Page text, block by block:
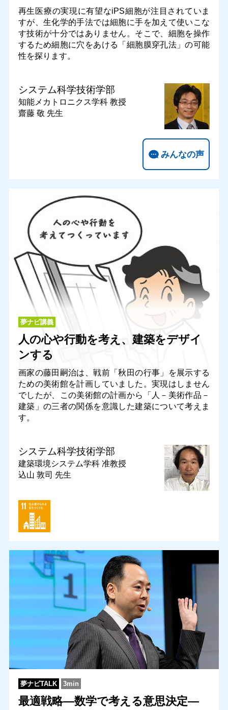
再生医療の実現に有望なiPS細胞が注目されていま
すが、生化学的手法では細胞に手を加えて使いこな
す技術が十分ではありません。そこで、細胞を操作
するため細胞に穴をあける「細胞膜穿孔法」の可能
性を探ります。
システム科学技術学部
知能メカトロニクス学科 教授
齋藤 敬 先生
みんなの声
夢ナビ講義
人の心や行動を考え、建築をデザイ
ンする
画家の藤田嗣治は、戦前「秋田の行事」を展示する
ための美術館を計画していました。実現はしません
でしたが、この美術館の計画から「人－美術作品－
建築」の三者の関係を意識した建築について考えま
す。
システム科学技術学部
建築環境システム学科 准教授
込山 敦司 先生
夢ナビTALK 3min
最適戦略―数学で考える意思決定―